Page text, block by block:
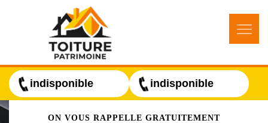
indisponible indisponible
ON VOUS RAPPELLE GRATUITEMENT